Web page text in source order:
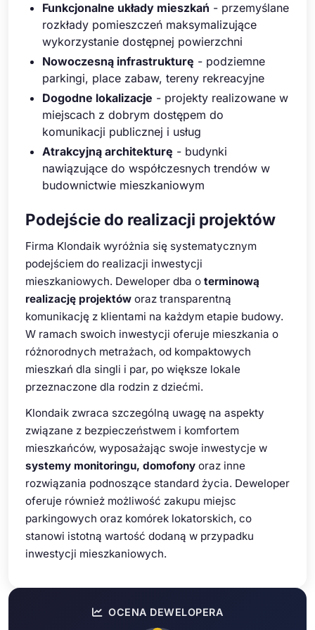
Funkcjonalne układy mieszkań - przemyślane
rozkłady pomieszczeń maksymalizujące
wykorzystanie dostępnej powierzchni
Nowoczesną infrastrukturę - podziemne
parkingi, place zabaw, tereny rekreacyjne
Dogodne lokalizacje - projekty realizowane w
miejscach z dobrym dostępem do
komunikacji publicznej i usług
Atrakcyjną architekturę - budynki
nawiązujące do współczesnych trendów w
budownictwie mieszkaniowym
Podejście do realizacji projektów
Firma Klondaik wyróżnia się systematycznym
podejściem do realizacji inwestycji
mieszkaniowych. Deweloper dba o terminową
realizację projektów oraz transparentną
komunikację z klientami na każdym etapie budowy.
W ramach swoich inwestycji oferuje mieszkania o
różnorodnych metrażach, od kompaktowych
mieszkań dla singli i par, po większe lokale
przeznaczone dla rodzin z dziećmi.
Klondaik zwraca szczególną uwagę na aspekty
związane z bezpieczeństwem i komfortem
mieszkańców, wyposażając swoje inwestycje w
systemy monitoringu, domofony oraz inne
rozwiązania podnoszące standard życia. Deweloper
oferuje również możliwość zakupu miejsc
parkingowych oraz komórek lokatorskich, co
stanowi istotną wartość dodaną w przypadku
inwestycji mieszkaniowych.
OCENA DEWELOPERA